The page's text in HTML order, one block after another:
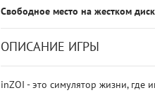
Свободное место на жестком
ОПИСАНИЕ ИГРЫ
inZOI - это симулятор жизни, где